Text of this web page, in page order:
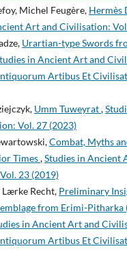
Michel Feugère, Hermès
Art and Civilisation:
Urartian-type Swords
in Ancient Art and
Artibus Et
Umm Tuweyrat,
Vol. 27 (2023)
Combat, Myths
Times,Studies in Ancient
23 (2019)
Recht, Preliminary
from Erimi-Pitharka
in Ancient Art and
Artibus Et